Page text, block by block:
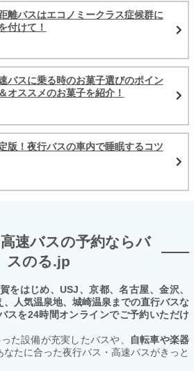
離バスはエコノミークラス症候群に
付けて！
バスに乗る時のお菓子選びのポイン
オススメのお菓子を紹介！
版！夜行バスの車内で睡眠するコツ
速バスの予約ならバ
スのる.jp
はじめ、USJ、京都、名古屋、金沢、
人気温泉地、城崎温泉までの直行バスな
スを24時間オンラインでご予約いただけ
た設備が充実したバスや、
自転車や楽器
なたに合った夜行バス・高速バスがきっと